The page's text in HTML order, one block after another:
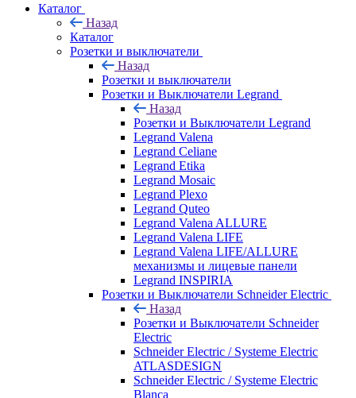
Каталог
Назад
Каталог
Розетки и выключатели
Назад
Розетки и выключатели
Розетки и Выключатели Legrand
Назад
Розетки и Выключатели Legrand
Legrand Valena
Legrand Celiane
Legrand Etika
Legrand Mosaic
Legrand Plexo
Legrand Quteo
Legrand Valena ALLURE
Legrand Valena LIFE
Legrand Valena LIFE/ALLURE
механизмы и лицевые панели
Legrand INSPIRIA
Розетки и Выключатели Schneider Electric
Назад
Розетки и Выключатели Schneider
Electric
Schneider Electric / Systeme Electric
ATLASDESIGN
Schneider Electric / Systeme Electric
Blanca